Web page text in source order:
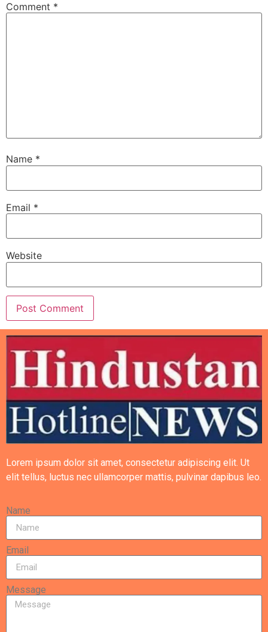
Comment *
Name *
Email *
Website
Lorem ipsum dolor sit amet, consectetur adipiscing elit. Ut
elit tellus, luctus nec ullamcorper mattis, pulvinar dapibus leo.
Name
Email
Message